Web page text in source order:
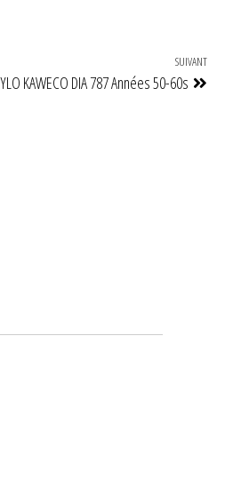
Article
SUIVANT
KAWECO DIA 787 Années 50-60s